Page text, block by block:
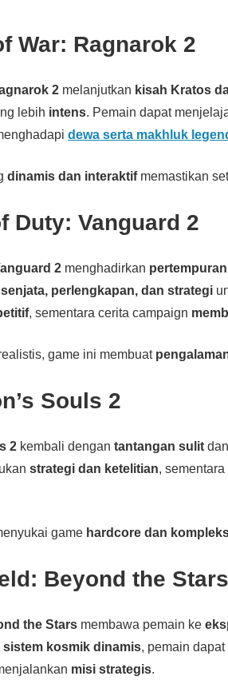
War: Ragnarok 2
2 melanjutkan kisah Kratos
lebih intens. Pemain dapat
dewa serta makhluk
dinamis dan interaktifmemastikan
Duty: Vanguard 2
2 menghadirkan
senjata, perlengkapan, dan strategi
, sementara cerita campaign
game ini membuat
Souls 2
2 kembali dengantantangan sulit
strategi dan ketelitian,
game hardcore dan
Beyond the Stars
the Stars membawa pemain ke
kosmik dinamis, pemain
misi strategis.